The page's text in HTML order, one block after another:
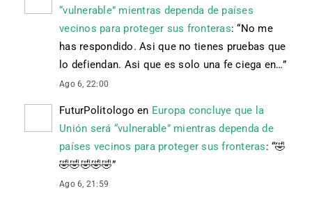
“vulnerable” mientras dependa de países
vecinos para proteger sus fronteras: “No me
has respondido. Asi que no tienes pruebas que
lo defiendan. Asi que es solo una fe ciega en…”
Ago 6, 22:00
FuturPolitologo en Europa concluye que la
Unión será “vulnerable” mientras dependa de
países vecinos para proteger sus fronteras: “🤣
🤣🤣🤣🤣🤣”
Ago 6, 21:59